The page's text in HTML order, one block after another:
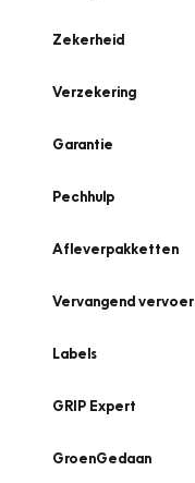
Zekerheid
Verzekering
Garantie
Pechhulp
Afleverpakketten
Vervangend vervoer
Labels
GRIP Expert
GroenGedaan